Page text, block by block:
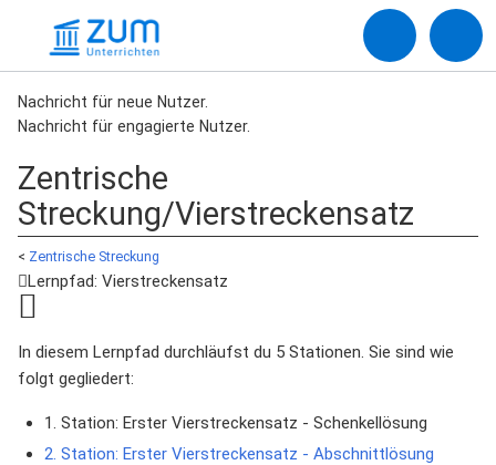
Nachricht für neue Nutzer.
Nachricht für engagierte Nutzer.
Zentrische
Streckung/Vierstreckensatz
< Zentrische Streckung
Lernpfad: Vierstreckensatz
In diesem Lernpfad durchläufst du 5 Stationen. Sie sind wie
folgt gegliedert:
1. Station: Erster Vierstreckensatz - Schenkellösung
2. Station: Erster Vierstreckensatz - Abschnittlösung